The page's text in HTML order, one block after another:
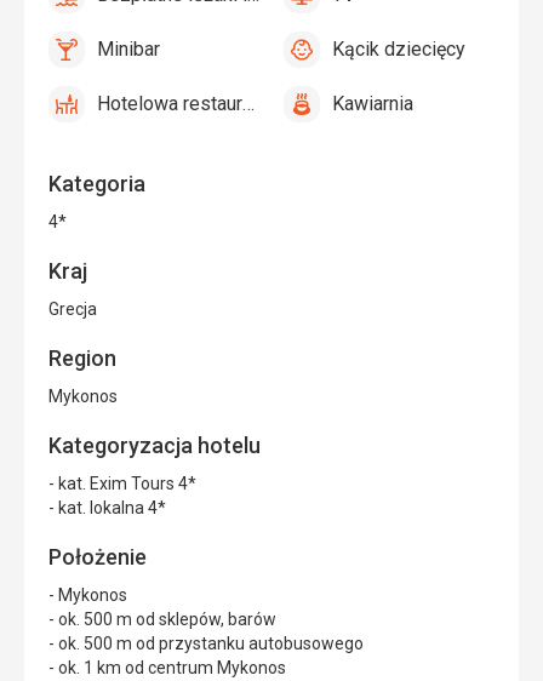
Kategoria
4*
Kraj
Grecja
Region
Mykonos
Kategoryzacja hotelu
- kat. Exim Tours 4*
- kat. lokalna 4*
Położenie
- Mykonos
- ok. 500 m od sklepów, barów
- ok. 500 m od przystanku autobusowego
- ok. 1 km od centrum Mykonos
Bezpłatne
i
przy
tak TV
tak
Minibar,Minibar
tak
KącikKącik dziecięcy
tak
Hotelowa
Hotelowa restauracja
tak KawiarniaKawiarnia
tak